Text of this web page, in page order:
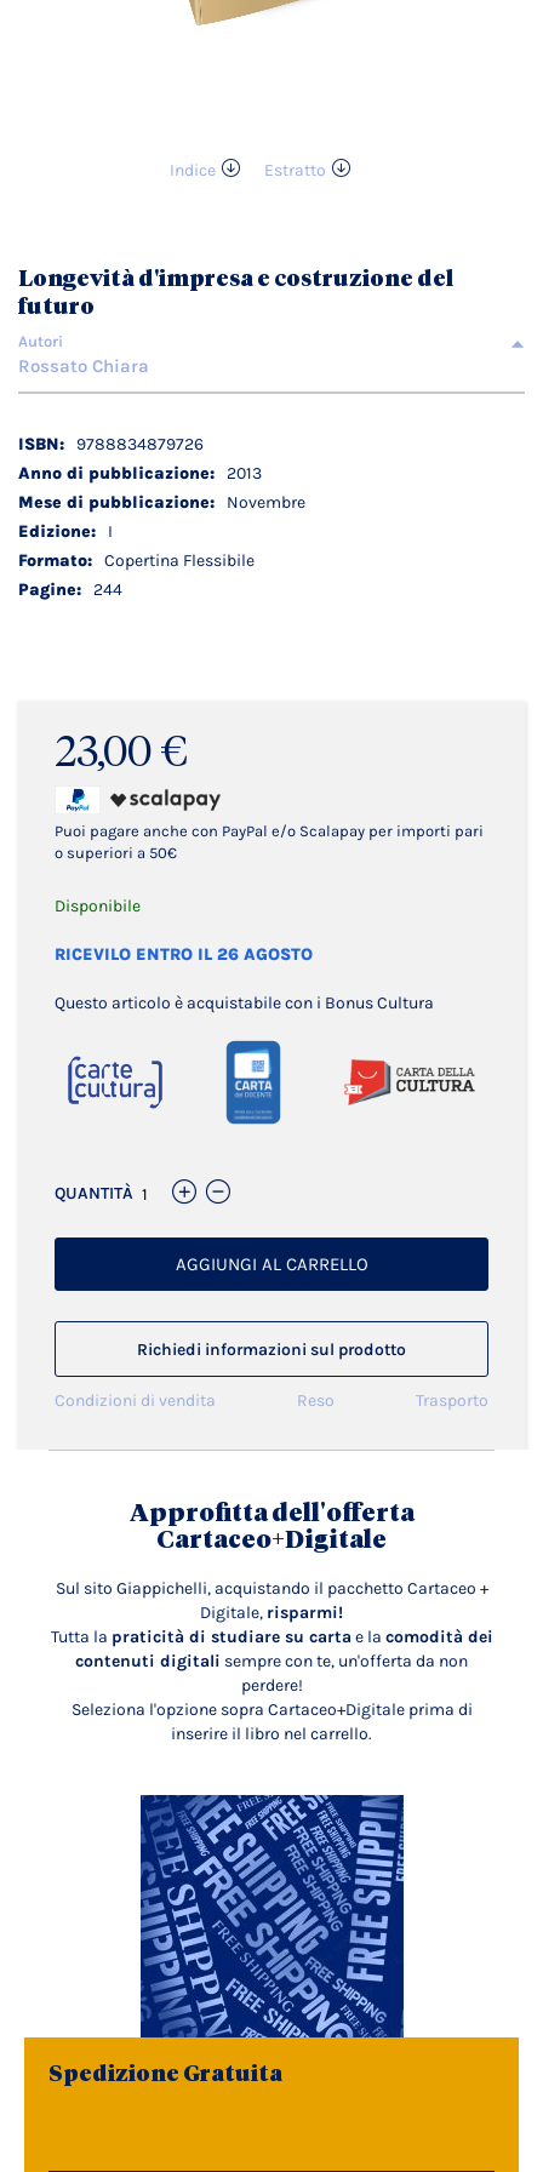
Indice
Estratto
galleria
di
immagini
23,00 €
Puoi pagare anche con PayPal e/o Scalapay per importi pari
o superiori a 50€
Disponibile
RICEVILO ENTRO IL 26 AGOSTO
Questo articolo è acquistabile con i Bonus Cultura
QUANTITÀ
AGGIUNGI AL CARRELLO
Richiedi informazioni sul prodotto
Condizioni di vendita Reso Trasporto
Longevità d'impresa e costruzione del
futuro
Autori
Rossato Chiara
Dettagli
tecnici
9788834879726
2013
Novembre
I
Copertina Flessibile
244
Approfitta dell'offerta
Cartaceo+Digitale
Sul sito Giappichelli, acquistando il pacchetto Cartaceo +
Digitale, risparmi!
Tutta la praticità di studiare su carta e la comodità dei
contenuti digitali sempre con te, un'offerta da non
perdere!
Seleziona l'opzione sopra Cartaceo+Digitale prima di
inserire il libro nel carrello.
Spedizione Gratuita